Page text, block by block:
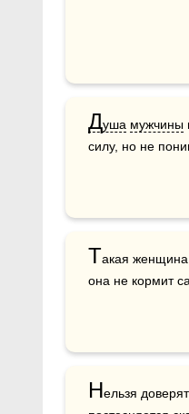
Душа мужчины
силу, но не
Такая
она не кормит
Нельзя